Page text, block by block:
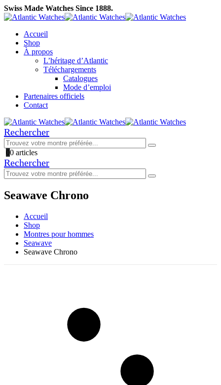
Swiss Made Watches Since 1888.
Accueil
Shop
À propos
L’héritage d’Atlantic
Téléchargements
Catalogues
Mode d’emploi
Partenaires officiels
Contact
Rechercher
00 articles
Rechercher
Seawave Chrono
Accueil
Shop
Montres pour hommes
Seawave
Seawave Chrono